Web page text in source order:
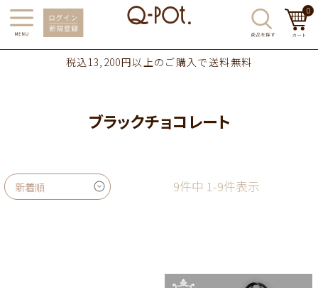
0
税込13,200円以上のご購入で送料無料
ブラックチョコレート
新着順 9件中 1 -9件表示